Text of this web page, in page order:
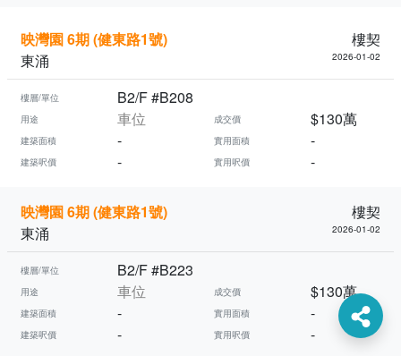
映灣園 6期 (健東路1號)
樓契
東涌
2026-01-02
樓層/單位 B2/F #B208
用途 車位 成交價 $130萬
建築面積 - 實用面積 -
建築呎價 - 實用呎價 -
映灣園 6期 (健東路1號)
樓契
東涌
2026-01-02
樓層/單位 B2/F #B223
用途 車位 成交價 $130萬
建築面積 - 實用面積 -
建築呎價 - 實用呎價 -